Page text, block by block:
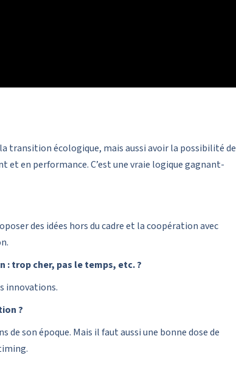
transition écologique, mais aussi avoir la possibilité de
en performance. C’est une vraie logique gagnant-
des idées hors du cadre et la coopération avec
trop cher, pas le temps, etc. ?
innovations.
?
de son époque. Mais il faut aussi une bonne dose de